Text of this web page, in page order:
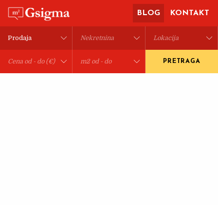
BLOG KONTAKT
PRETRAGA